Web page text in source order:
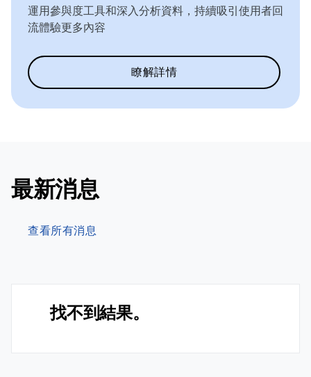
運用參與度工具和深入分析資料，持續吸引使用者回
流體驗更多內容
瞭解詳情
最新消息
查看所有消息
找不到結果。